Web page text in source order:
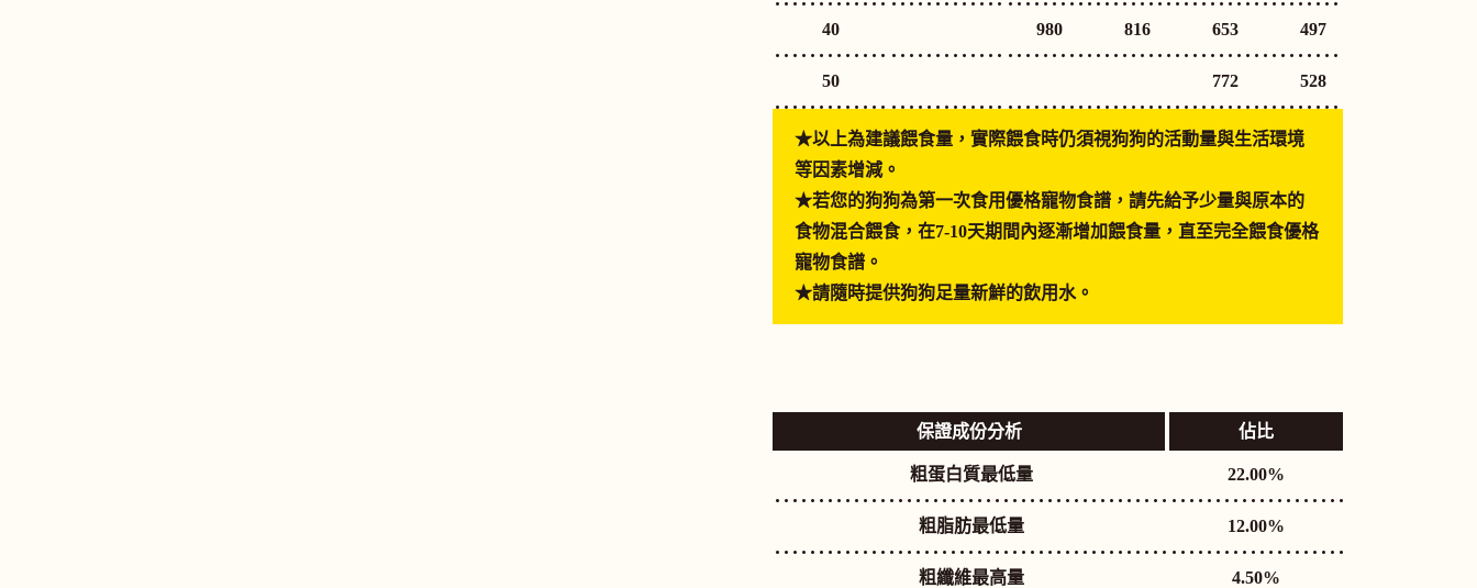
40
50
40 980 816 653 497
50 772 528
★以上為建議餵食量，實際餵食時仍須視狗狗的活動量與生活環境
等因素增減。
★若您的狗狗為第一次食用優格寵物食譜，請先給予少量與原本的
食物混合餵食，在7-10天期間內逐漸增加餵食量，直至完全餵食優格
寵物食譜。
★請隨時提供狗狗足量新鮮的飲用水。
保證成份分析 佔比
粗蛋白質最低量 22.00%
粗脂肪最低量 12.00%
粗纖維最高量 4.50%